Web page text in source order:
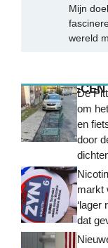
Mijn
wereld
MEEST
De
om
en
door
markt
‘lager
dat